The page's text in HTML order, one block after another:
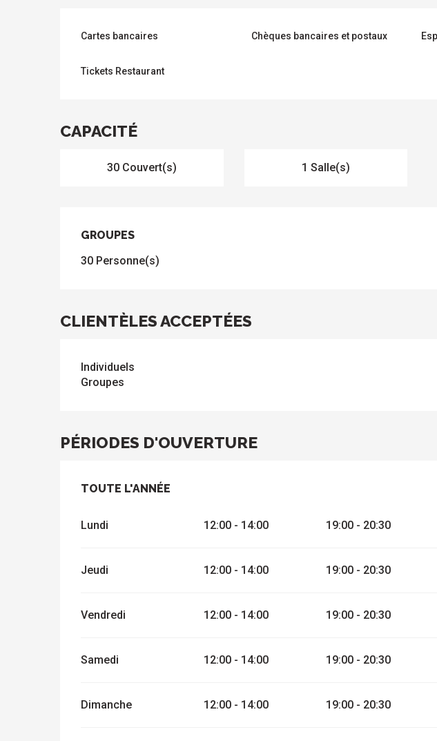
Cartes bancaires Chèques bancaires et postaux
Tickets Restaurant
CAPACITÉ
30 Couvert(s) 1 Salle(s)
GROUPES
GROUPES
30 Personne(s)
CLIENTÈLES ACCEPTÉES
Individuels
Groupes
PÉRIODES D'OUVERTURE
TOUTE L'ANNÉE
TOUTE L'ANNÉE
Lundi 12:00 - 14:00 19:00 - 20:30
Jeudi 12:00 - 14:00 19:00 - 20:30
Vendredi 12:00 - 14:00 19:00 - 20:30
Samedi 12:00 - 14:00 19:00 - 20:30
Dimanche 12:00 - 14:00 19:00 - 20:30